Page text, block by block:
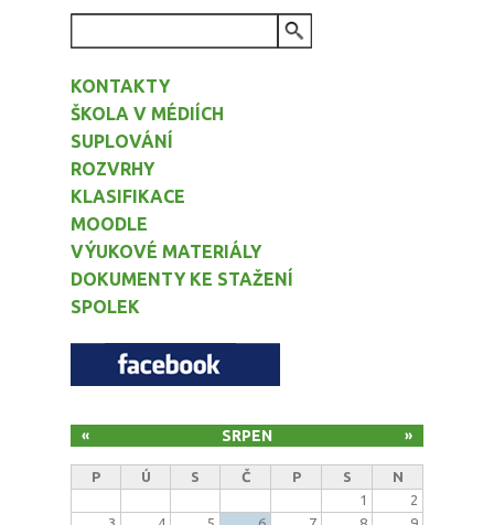
KONTAKTY
ŠKOLA V MÉDIÍCH
SUPLOVÁNÍ
ROZVRHY
KLASIFIKACE
MOODLE
VÝUKOVÉ MATERIÁLY
DOKUMENTY KE STAŽENÍ
SPOLEK
SRPEN
« »
P Ú S Č P S
N
1
2